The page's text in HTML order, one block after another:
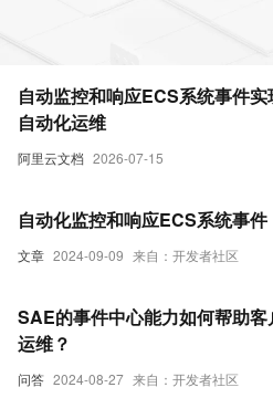
阿里云文档 2026-07-15
自动监控和响应ECS系统事件
自动化运维
文章 2024-09-09 来自：开发者社区
自动化监控和响应ECS系统事件
问答 2024-08-27 来自：开发者社区
SAE的事件中心能力如何帮助
运维？